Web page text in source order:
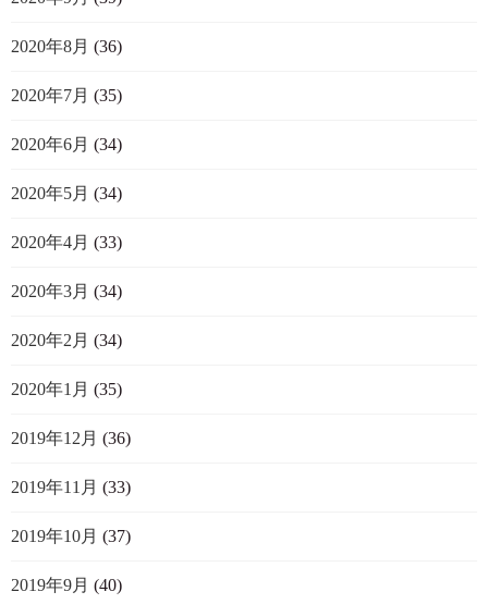
2020年8月 (36)
2020年7月 (35)
2020年6月 (34)
2020年5月 (34)
2020年4月 (33)
2020年3月 (34)
2020年2月 (34)
2020年1月 (35)
2019年12月 (36)
2019年11月 (33)
2019年10月 (37)
2019年9月 (40)